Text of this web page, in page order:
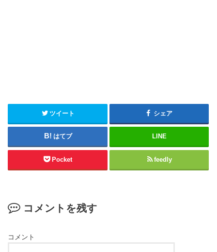
ツイート シェア
はてブ LINE
Pocket feedly
コメントを残す
コメント